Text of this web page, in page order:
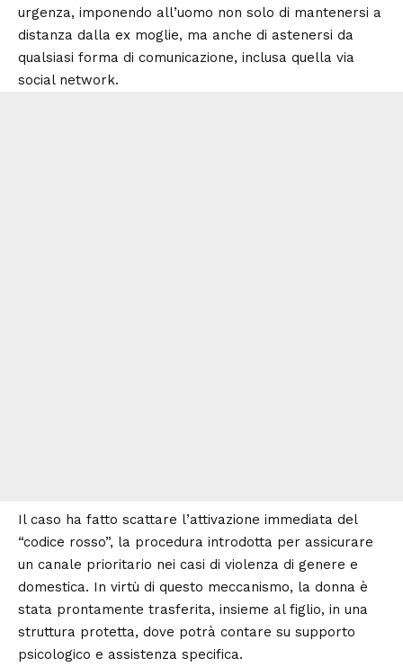
urgenza, imponendo all’uomo non solo di mantenersi a
distanza dalla ex moglie, ma anche di astenersi da
qualsiasi forma di comunicazione, inclusa quella via
social network.
Il caso ha fatto scattare l’attivazione immediata del
“codice rosso”, la procedura introdotta per assicurare
un canale prioritario nei casi di violenza di genere e
domestica. In virtù di questo meccanismo, la donna è
stata prontamente trasferita, insieme al figlio, in una
struttura protetta, dove potrà contare su supporto
psicologico e assistenza specifica.